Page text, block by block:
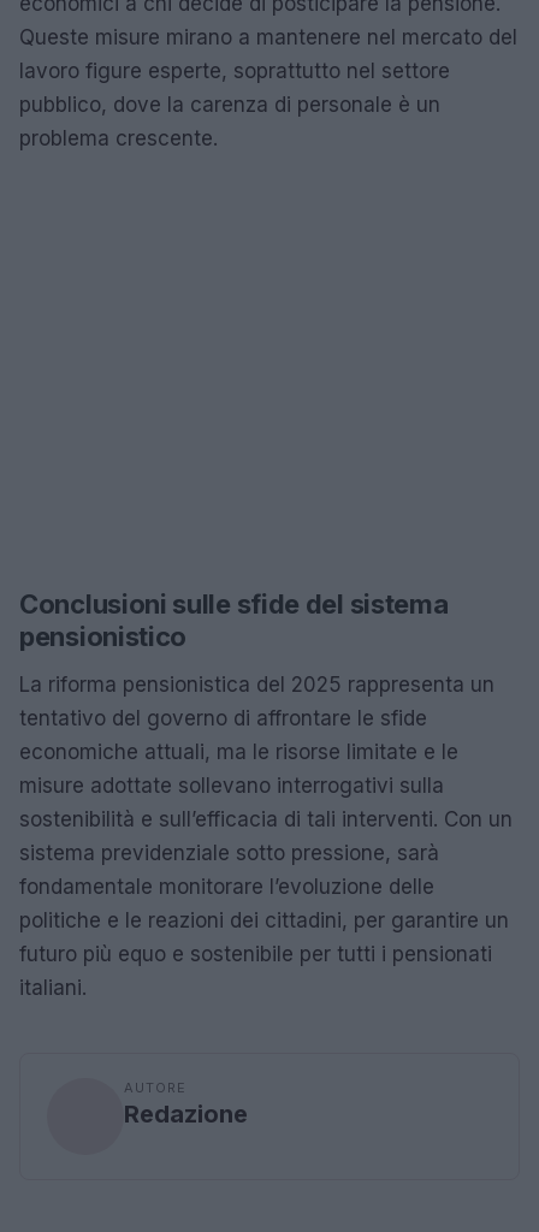
Queste misure mirano a mantenere nel mercato del
lavoro figure esperte, soprattutto nel settore
pubblico, dove la carenza di personale è un
problema crescente.
Conclusioni sulle sfide del sistema
pensionistico
La riforma pensionistica del 2025 rappresenta un
tentativo del governo di affrontare le sfide
economiche attuali, ma le risorse limitate e le
misure adottate sollevano interrogativi sulla
sostenibilità e sull’efficacia di tali interventi. Con un
sistema previdenziale sotto pressione, sarà
fondamentale monitorare l’evoluzione delle
politiche e le reazioni dei cittadini, per garantire un
futuro più equo e sostenibile per tutti i pensionati
italiani.
AUTORE
Redazione